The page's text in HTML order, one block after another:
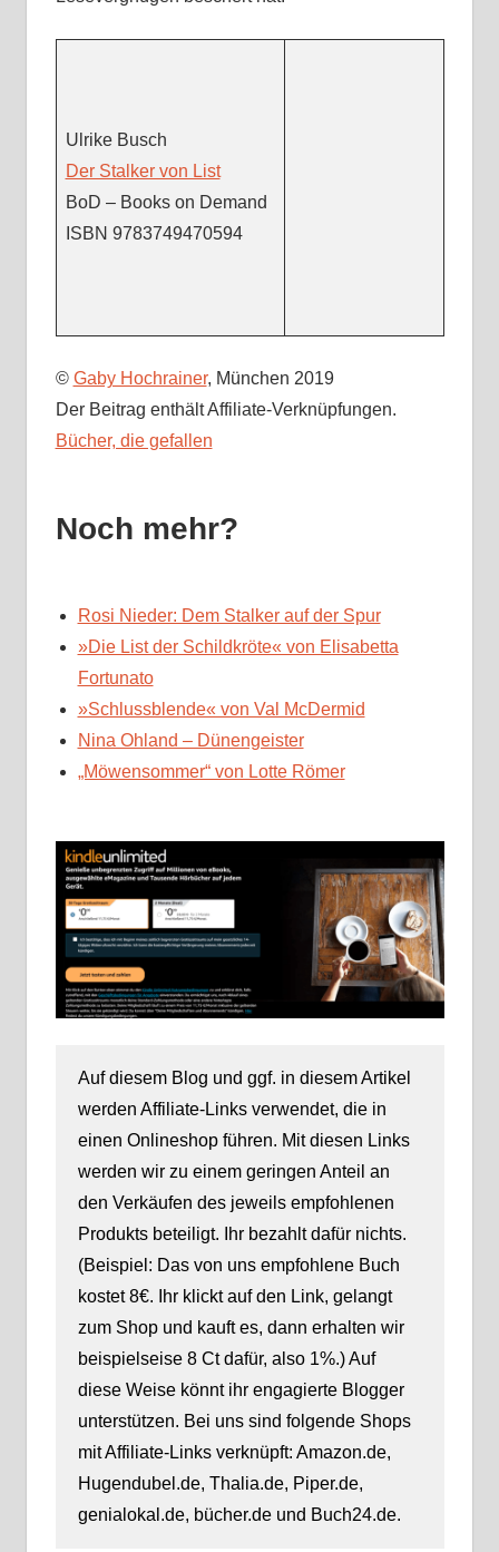
Ulrike Busch
Der Stalker von List
BoD – Books on Demand
ISBN 9783749470594
© Gaby Hochrainer, München 2019
Der Beitrag enthält Affiliate-Verknüpfungen.
Bücher, die gefallen
Noch mehr?
Rosi Nieder: Dem Stalker auf der Spur
»Die List der Schildkröte« von Elisabetta
Fortunato
»Schlussblende« von Val McDermid
Nina Ohland – Dünengeister
„Möwensommer“ von Lotte Römer
Auf diesem Blog und ggf. in diesem Artikel
werden Affiliate-Links verwendet, die in
einen Onlineshop führen. Mit diesen Links
werden wir zu einem geringen Anteil an
den Verkäufen des jeweils empfohlenen
Produkts beteiligt. Ihr bezahlt dafür nichts.
(Beispiel: Das von uns empfohlene Buch
kostet 8€. Ihr klickt auf den Link, gelangt
zum Shop und kauft es, dann erhalten wir
beispielseise 8 Ct dafür, also 1%.) Auf
diese Weise könnt ihr engagierte Blogger
unterstützen. Bei uns sind folgende Shops
mit Affiliate-Links verknüpft: Amazon.de,
Hugendubel.de, Thalia.de, Piper.de,
genialokal.de, bücher.de und Buch24.de.